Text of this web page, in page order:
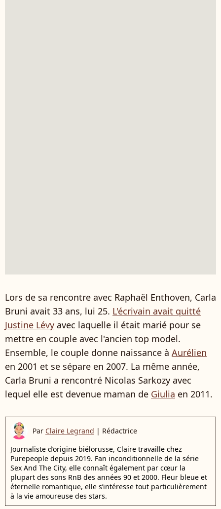
Lors de sa rencontre avec Raphaël Enthoven, Carla
Bruni avait 33 ans, lui 25. L'écrivain avait quitté
Justine Lévy avec laquelle il était marié pour se
mettre en couple avec l'ancien top model.
Ensemble, le couple donne naissance à Aurélien
en 2001 et se sépare en 2007. La même année,
Carla Bruni a rencontré Nicolas Sarkozy avec
lequel elle est devenue maman de Giulia en 2011.
Par Claire Legrand | Rédactrice
Journaliste d’origine biélorusse, Claire travaille chez
Purepeople depuis 2019. Fan inconditionnelle de la série
Sex And The City, elle connaît également par cœur la
plupart des sons RnB des années 90 et 2000. Fleur bleue et
éternelle romantique, elle s’intéresse tout particulièrement
à la vie amoureuse des stars.